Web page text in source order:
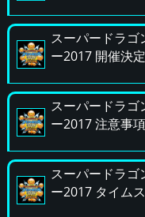
スーパードラゴ
ー2017 開催決定
スーパードラゴ
ー2017 注意事項
スーパードラゴ
ー2017 タイム